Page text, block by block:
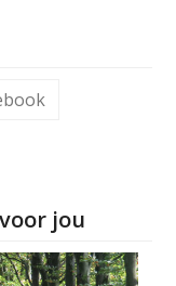
jou